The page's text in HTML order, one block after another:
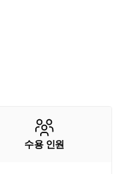
수용 인원